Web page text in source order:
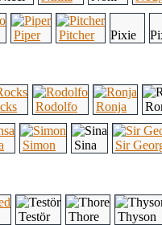
Piper Pitcher Pixie
Rodolfo Ronja
Simon Sina Sir
Testör Thore Thyson